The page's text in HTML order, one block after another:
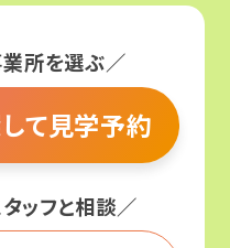
所を選ぶ／
て見学予約
ッフと相談／